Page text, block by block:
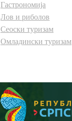
Гастрономија
Лов и риболов
Сеоски туризам
Омладински туризам